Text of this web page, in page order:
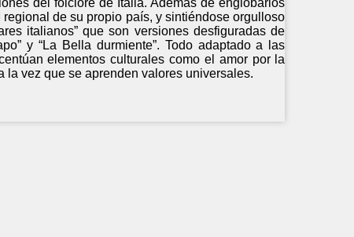
del folclore de Italia. Además de englobarlos
de su propio país, y sintiéndose orgulloso
italianos” que son versiones desfiguradas de
y “La Bella durmiente”. Todo adaptado a las
elementos culturales como el amor por la
la vez que se aprenden valores universales.